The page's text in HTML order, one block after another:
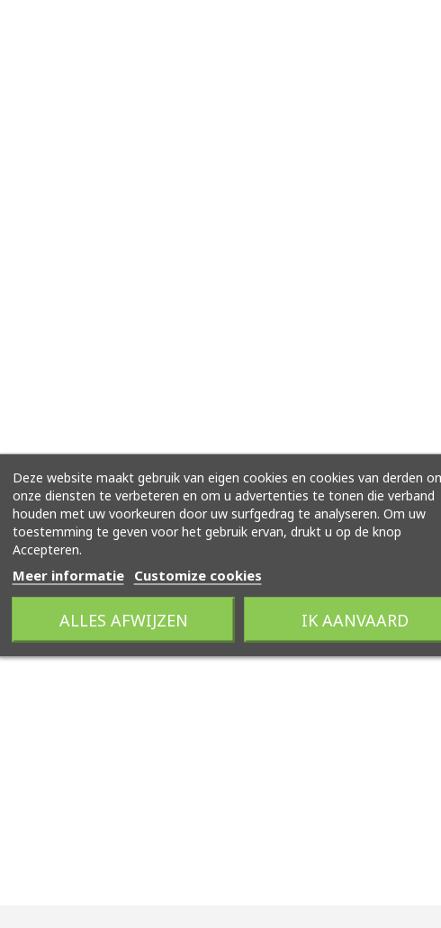
Deze website maakt gebruik van eigen cookies en cookies van derden
onze diensten te verbeteren en om u advertenties te tonen die verband
houden met uw voorkeuren door uw surfgedrag te analyseren. Om uw
toestemming te geven voor het gebruik ervan, drukt u op de knop
Accepteren.
Meer informatie Customize cookies
ALLES AFWIJZEN IK AANVAARD